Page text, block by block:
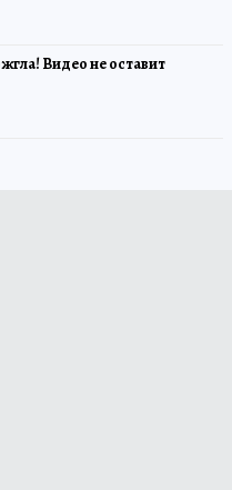
Видео не оставит